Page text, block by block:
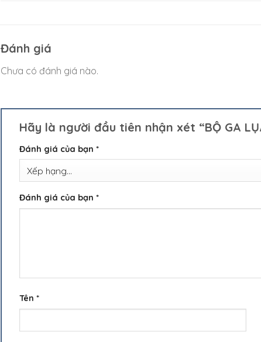
Đánh giá
Chưa có đánh giá nào.
Hãy là người đầu tiên nhận xét “BỘ GA
Đánh giá của bạn *
Đánh giá của bạn *
Tên *